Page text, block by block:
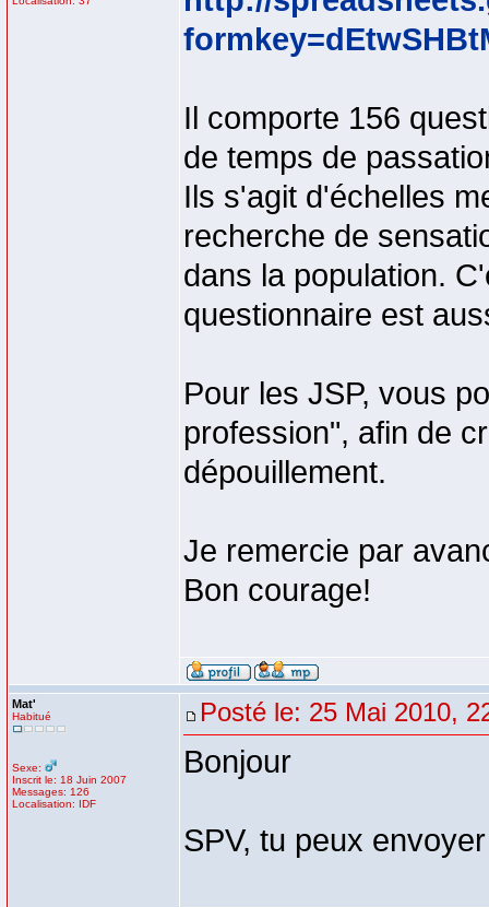
Il comporte 156
de temps de
Ils s'agit d'échelles
recherche de
dans la population.
questionnaire est
Pour les JSP, vous
profession", afin de
dépouillement.
Je remercie par
Bon courage!
Mat'
Habitué
Sexe:
Inscrit le: 18 Juin 2007
Messages: 126
Localisation: IDF
Posté le: 25 Mai 2010,
Bonjour
SPV, tu peux